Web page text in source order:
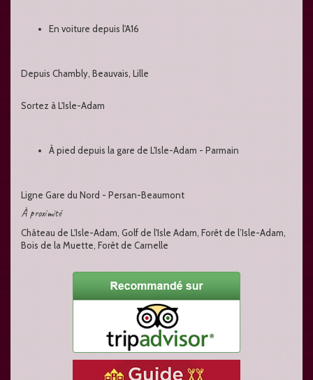
En voiture depuis l'A16
Depuis Chambly, Beauvais, Lille
Sortez à L'Isle-Adam
À pied depuis la gare de L'Isle-Adam - Parmain
Ligne Gare du Nord - Persan-Beaumont
À proximité
Château de L'Isle-Adam, Golf de l'Isle Adam, Forêt de l’Isle-Adam,
Bois de la Muette, Forêt de Carnelle